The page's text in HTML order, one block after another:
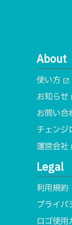
About
使い方 open_in_new
お知らせ
お問い合
チェンジ
運営会社
Legal
利用規約
プライバ
ロゴ使用